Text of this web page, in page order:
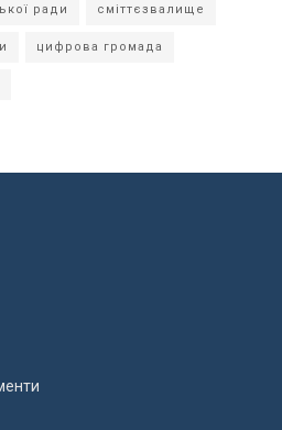
ради сміттєзвалище
цифрова громада